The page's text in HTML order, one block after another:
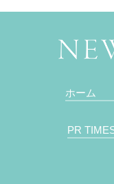
ホーム
PR